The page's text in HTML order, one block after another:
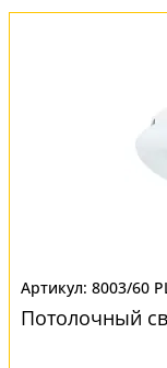
8003/60
Потолочный